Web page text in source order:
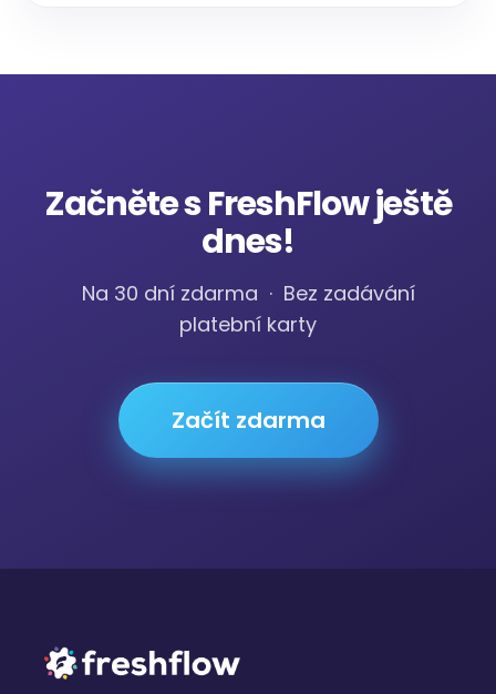
Začněte s FreshFlow ještě
dnes!
Na 30 dní zdarma · Bez zadávání
platební karty
Začít zdarma